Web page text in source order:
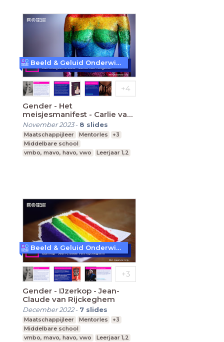
Gender - Het
meisjesmanifest - Carlie van
Tongeren
November 2023- 8 slides
Maatschappijleer Mentorles
+3
Middelbare school
vmbo, mavo, havo, vwo
Leerjaar 1,2
Beeld & Geluid Onderwijs
Gender - IJzerkop - Jean-
Claude van Rijckeghem
December 2022- 7 slides
Maatschappijleer Mentorles
+3
Middelbare school
vmbo, mavo, havo, vwo
Leerjaar 1,2
Beeld & Geluid Onderwijs